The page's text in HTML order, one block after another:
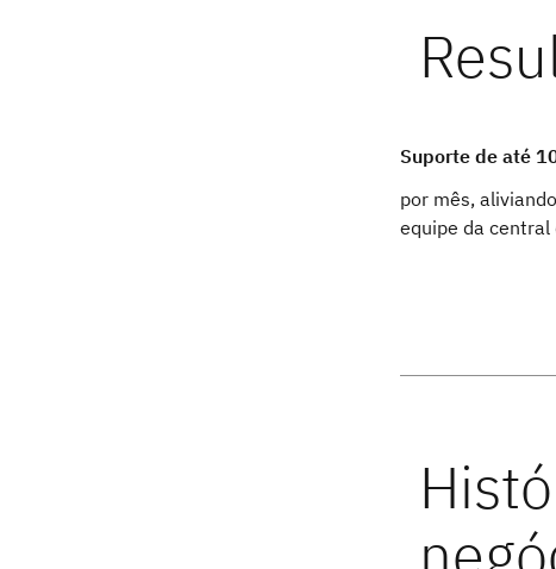
Suporte de até
por mês,
equipe da